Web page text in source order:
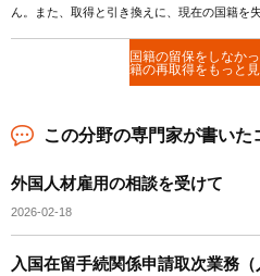
ん。また、取得と引き換えに、現在の国籍を
国籍の留保をしなか
籍の再取得をもっと
この分野の専門家が書いた
外国人材雇用の相談を受けて
2026-02-18
入国在留手続関係申請取次業務